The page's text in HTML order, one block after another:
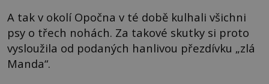
A tak v okolí Opočna v té době kulhali všichni
psy o třech nohách. Za takové skutky si proto
vysloužila od podaných hanlivou přezdívku „zlá
Manda“.